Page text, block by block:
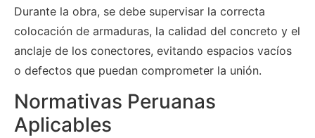
Durante la obra, se debe supervisar la correcta
colocación de armaduras, la calidad del concreto y el
anclaje de los conectores, evitando espacios vacíos
o defectos que puedan comprometer la unión.
Normativas Peruanas
Aplicables